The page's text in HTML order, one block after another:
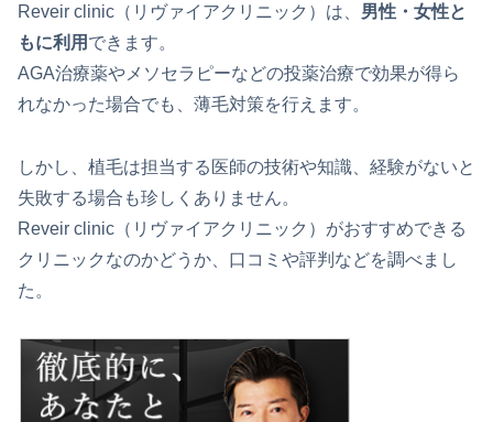
Reveir clinic（リヴァイアクリニック）は、 男性・女性と
もに利用 できます。
AGA治療薬やメソセラピーなどの投薬治療で効果が得ら
れなかった場合でも、薄毛対策を行えます。
しかし、植毛は担当する医師の技術や知識、経験がないと
失敗する場合も珍しくありません。
Reveir clinic（リヴァイアクリニック）がおすすめできる
クリニックなのかどうか、口コミや評判などを調べまし
た。